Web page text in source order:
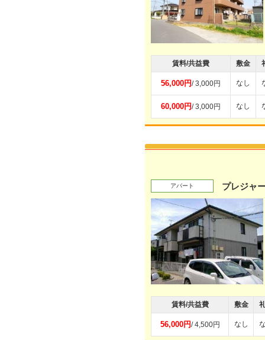
賃料/共益費 敷金
56,000円/ 3,000円 なし
60,000円/ 3,000円 なし
アパート プレジャ
賃料/共益費 敷金
56,000円/ 4,500円 なし